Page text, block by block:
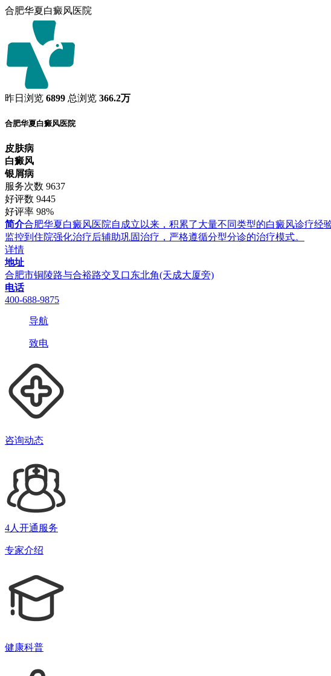
合肥华夏白癜风医院
昨日浏览 6899 总浏览 366.2万
合肥华夏白癜风医院
皮肤病
白癜风
银屑病
服务次数 9637
好评数 9445
好评率 98%
简介合肥华夏白癜风医院自成立以来，积累了大量不同类型的白癜风诊疗
监控到住院强化治疗后辅助巩固治疗，严格遵循分型分诊的治疗模式。
详情
地址
合肥市铜陵路与合裕路交叉口东北角(天成大厦旁)
电话
400-688-9875
导航
致电
咨询动态
4人开通服务
专家介绍
健康科普